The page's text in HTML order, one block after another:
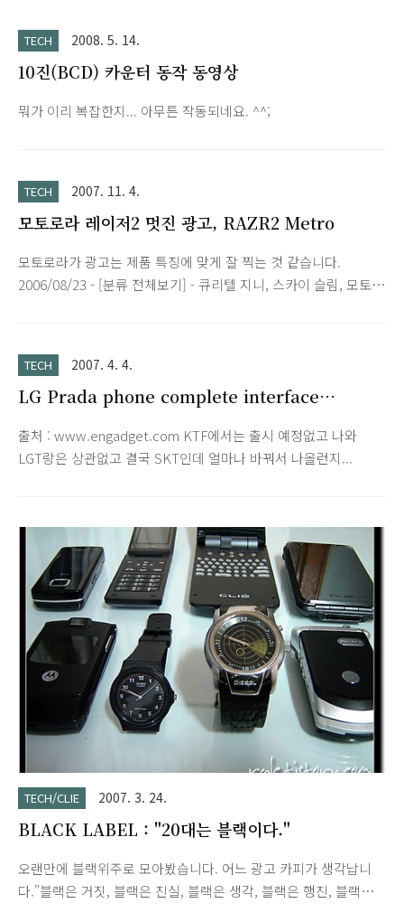
TECH 2008. 5. 14.
10진(BCD) 카운터 동작 동영상
뭐가 이리 복잡한지... 아무튼 작동되네요. ^^;
TECH 2007. 11. 4.
모토로라 레이저2 멋진 광고, RAZR2 Metro
모토로라가 광고는 제품 특징에 맞게 잘 찍는 것 같습니다.
2006/08/23 - [분류 전체보기] - 큐리텔 지니, 스카이 슬림, 모토
TECH 2007. 4. 4.
LG Prada phone complete interface
출처 : www.engadget.com KTF에서는 출시 예정없고 나와
LGT랑은 상관없고 결국 SKT인데 얼마나 바꿔서 나올런지...
TECH/CLIE 2007. 3. 24.
BLACK LABEL : "20대는 블랙이다."
오랜만에 블랙위주로 모아봤습니다. 어느 광고 카피가 생각납니
다."블랙은 거짓, 블랙은 진실, 블랙은 생각, 블랙은 행진, 블랙은